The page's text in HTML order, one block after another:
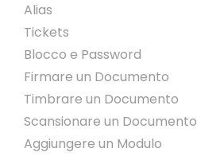
Alias
Tickets
Blocco e Password
Firmare un Documento
Timbrare un Documento
Scansionare un Documento
Aggiungere un Modulo